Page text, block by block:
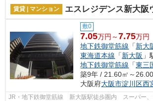
賃貸 | マンション エスレジデンス新大阪
敷0
7.05万円～7.75万円
地下鉄御堂筋線 「新大
東海道本線 「新大阪 」
地下鉄御堂筋線 「東三
築9年 / 21.60㎡～
大阪府大阪市淀川区西
JR・地下鉄御堂筋線 新大阪駅徒歩圏内 スーパー、